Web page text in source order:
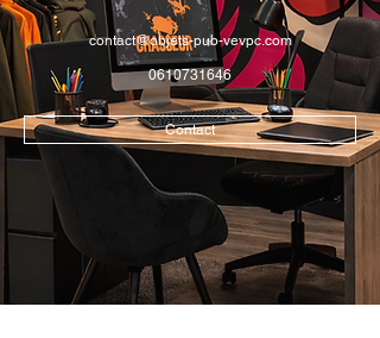
contact@objets-pub-vevpc.com
0610731646
Contact